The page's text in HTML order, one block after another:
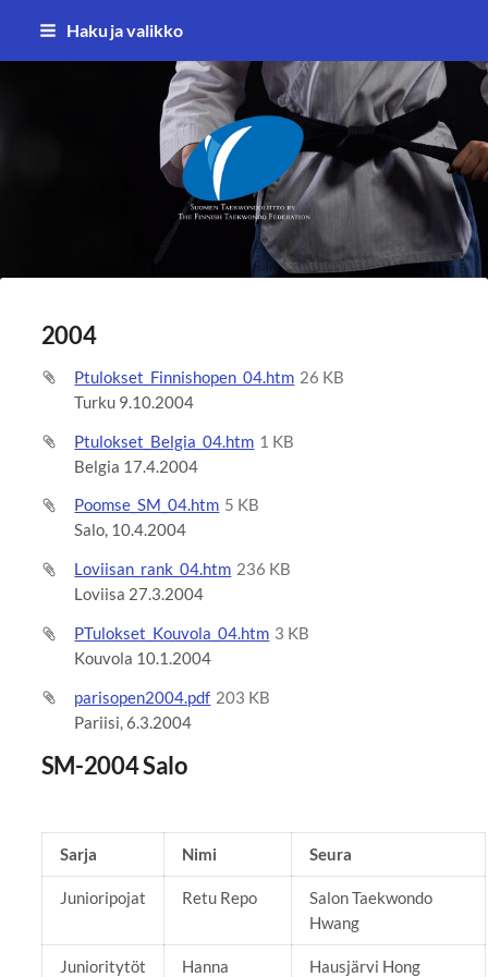
Siirry
Haku ja valikko
Suomen Taekwondoliitto ry
2004
Ptulokset_Finnishopen_04.htm 26 KB
Turku 9.10.2004
Ptulokset_Belgia_04.htm 1 KB
Belgia 17.4.2004
Poomse_SM_04.htm 5 KB
Salo, 10.4.2004
Loviisan_rank_04.htm 236 KB
Loviisa 27.3.2004
PTulokset_Kouvola_04.htm 3 KB
Kouvola 10.1.2004
parisopen2004.pdf 203 KB
Pariisi, 6.3.2004
SM-2004 Salo
Sarja Nimi Seura
Junioripojat Retu Repo
Salon Taekwondo
Hwang
Junioritytöt
Hanna
Hausjärvi Hong